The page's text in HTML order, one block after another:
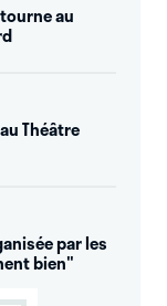
tourne au
au Théâtre
par les
bien"